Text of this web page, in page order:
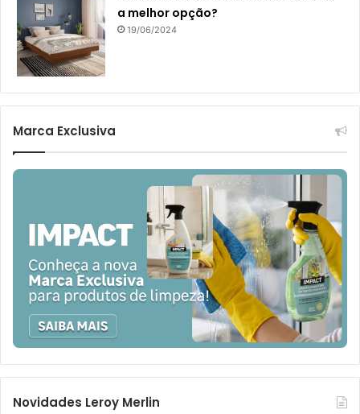
a melhor opção?
19/06/2024
Marca Exclusiva
Novidades Leroy Merlin